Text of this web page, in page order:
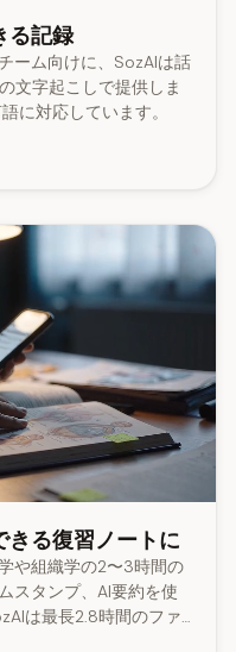
る記録
ーム向けに、SozAIは話
文字起こしで提供しま
に対応しています。
きる復習ノートに
や組織学の2〜3時間の
スタンプ、AI要約を使
は最長2.8時間のファ